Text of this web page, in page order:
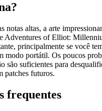
notas altas, a arte
Adventures of Elliot:
principalmente se você
modo portátil. Os poucos
são suficientes para
patches futuros.
frequentes